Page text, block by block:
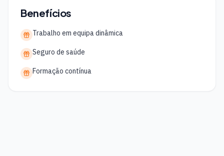
Benefícios
Trabalho em equipa dinâmica
Seguro de saúde
Formação contínua